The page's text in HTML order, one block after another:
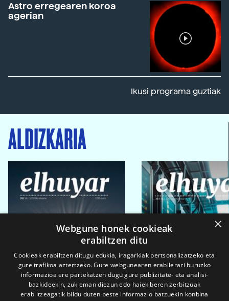
Astro erregearen koroa
agerian
Ikusi programa guztiak
ALDIZKARIA
×
Webgune honek cookieak
erabiltzen ditu
Cookieak erabiltzen ditugu edukia, iragarkiak pertsonalizatzeko eta
gure trafikoa aztertzeko. Gure webgunearen erabilerari buruzko
informazioa ere partekatzen dugu gure publizitate- eta analisi-
bazkideekin, zuk eman diezun edo haiek beren zerbitzuak
erabiltzeagatik bildu duten beste informazio batzuekin konbina